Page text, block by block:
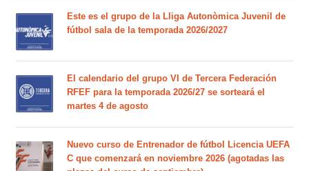
Este es el grupo de la Lliga Autonòmica Juvenil de
fútbol sala de la temporada 2026/2027
El calendario del grupo VI de Tercera Federación
RFEF para la temporada 2026/27 se sorteará el
martes 4 de agosto
Nuevo curso de Entrenador de fútbol Licencia UEFA
C que comenzará en noviembre 2026 (agotadas las